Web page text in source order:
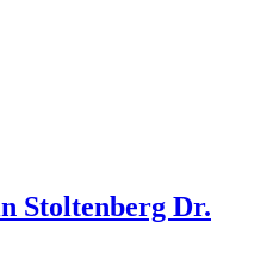
Stoltenberg Dr.